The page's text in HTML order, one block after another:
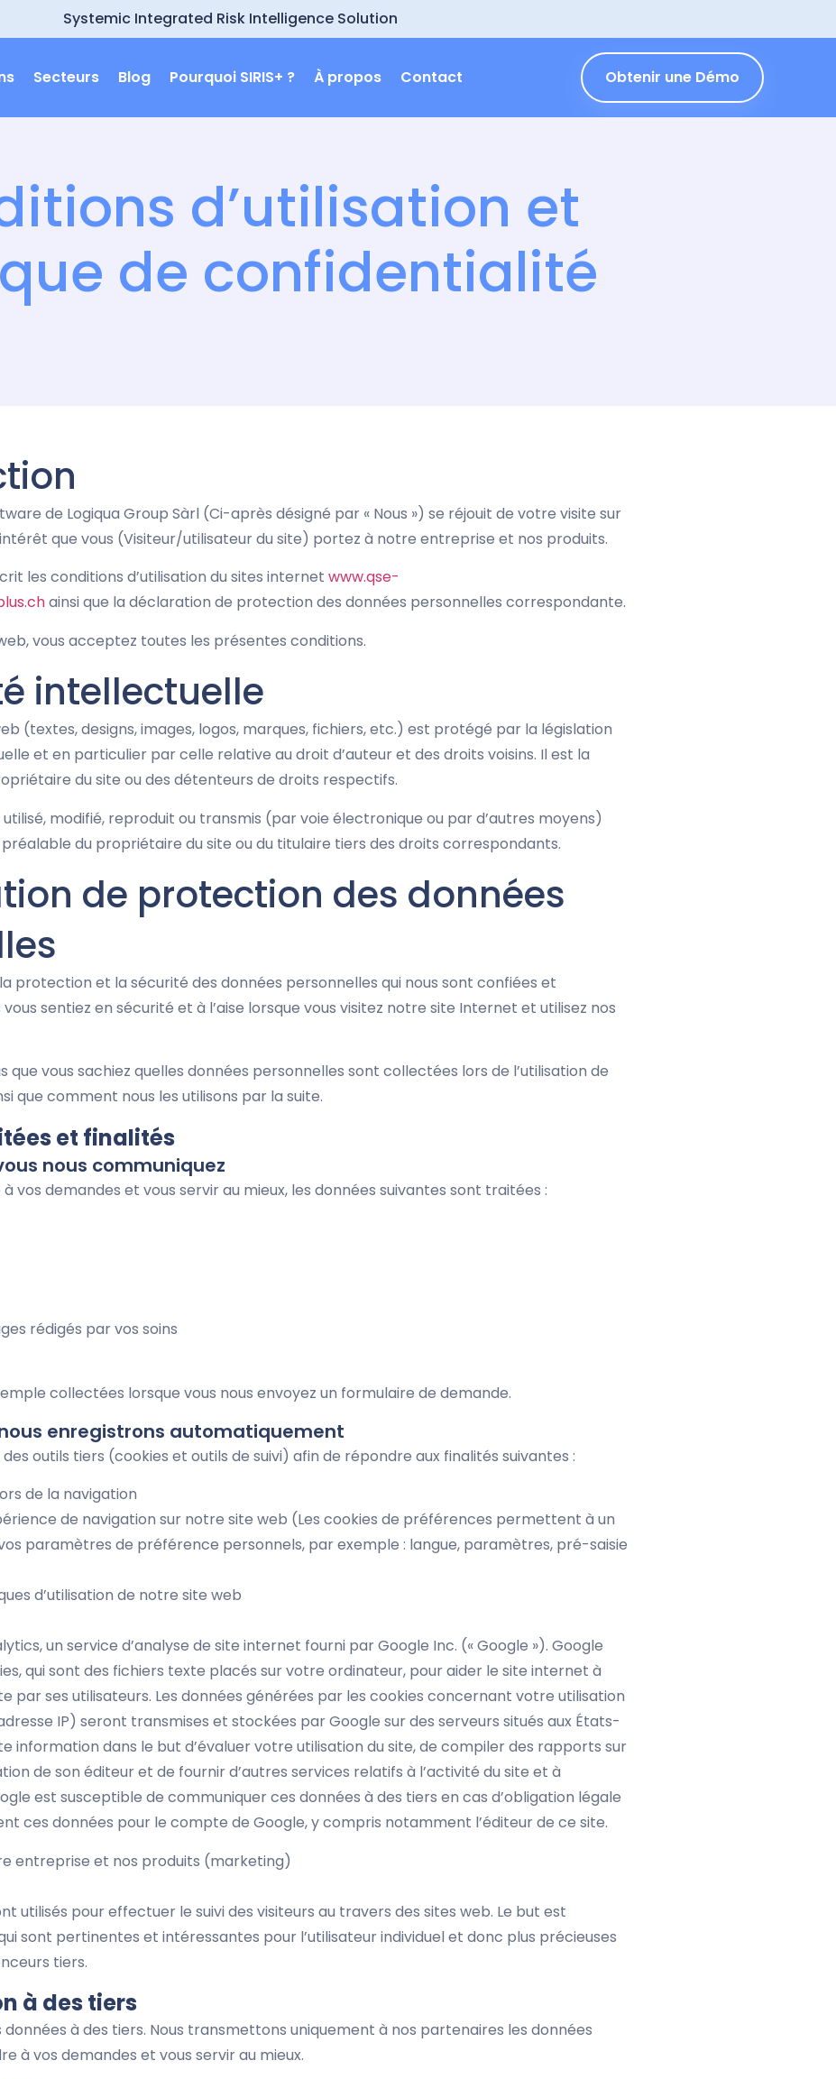
Systemic Integrated Risk Intelligence Solution
Secteurs Blog Pourquoi SIRIS+ ? À propos Contact Obtenir une Démo
d’utilisation et
de confidentialité
de Logiqua Group Sàrl (Ci-après désigné par « Nous ») se réjouit de votre visite sur
que vous (Visiteur/utilisateur du site) portez à notre entreprise et nos produits.
les conditions d’utilisation du sites internet www.qse-
ainsi que la déclaration de protection des données personnelles correspondante.
vous acceptez toutes les présentes conditions.
intellectuelle
(textes, designs, images, logos, marques, fichiers, etc.) est protégé par la législation
et en particulier par celle relative au droit d’auteur et des droits voisins. Il est la
du site ou des détenteurs de droits respectifs.
modifié, reproduit ou transmis (par voie électronique ou par d’autres moyens)
du propriétaire du site ou du titulaire tiers des droits correspondants.
de protection des données
protection et la sécurité des données personnelles qui nous sont confiées et
sentiez en sécurité et à l’aise lorsque vous visitez notre site Internet et utilisez nos
vous sachiez quelles données personnelles sont collectées lors de l’utilisation de
que comment nous les utilisons par la suite.
et finalités
nous communiquez
vos demandes et vous servir au mieux, les données suivantes sont traitées :
rédigés par vos soins
collectées lorsque vous nous envoyez un formulaire de demande.
nous enregistrons automatiquement
outils tiers (cookies et outils de suivi) afin de répondre aux finalités suivantes :
de la navigation
de navigation sur notre site web (Les cookies de préférences permettent à un
paramètres de préférence personnels, par exemple : langue, paramètres, pré-saisie
d’utilisation de notre site web
un service d’analyse de site internet fourni par Google Inc. (« Google »). Google
qui sont des fichiers texte placés sur votre ordinateur, pour aider le site internet à
par ses utilisateurs. Les données générées par les cookies concernant votre utilisation
IP) seront transmises et stockées par Google sur des serveurs situés aux États-
information dans le but d’évaluer votre utilisation du site, de compiler des rapports sur
de son éditeur et de fournir d’autres services relatifs à l’activité du site et à
est susceptible de communiquer ces données à des tiers en cas d’obligation légale
ces données pour le compte de Google, y compris notamment l’éditeur de ce site.
entreprise et nos produits (marketing)
utilisés pour effectuer le suivi des visiteurs au travers des sites web. Le but est
sont pertinentes et intéressantes pour l’utilisateur individuel et donc plus précieuses
tiers.
à des tiers
données à des tiers. Nous transmettons uniquement à nos partenaires les données
à vos demandes et vous servir au mieux.